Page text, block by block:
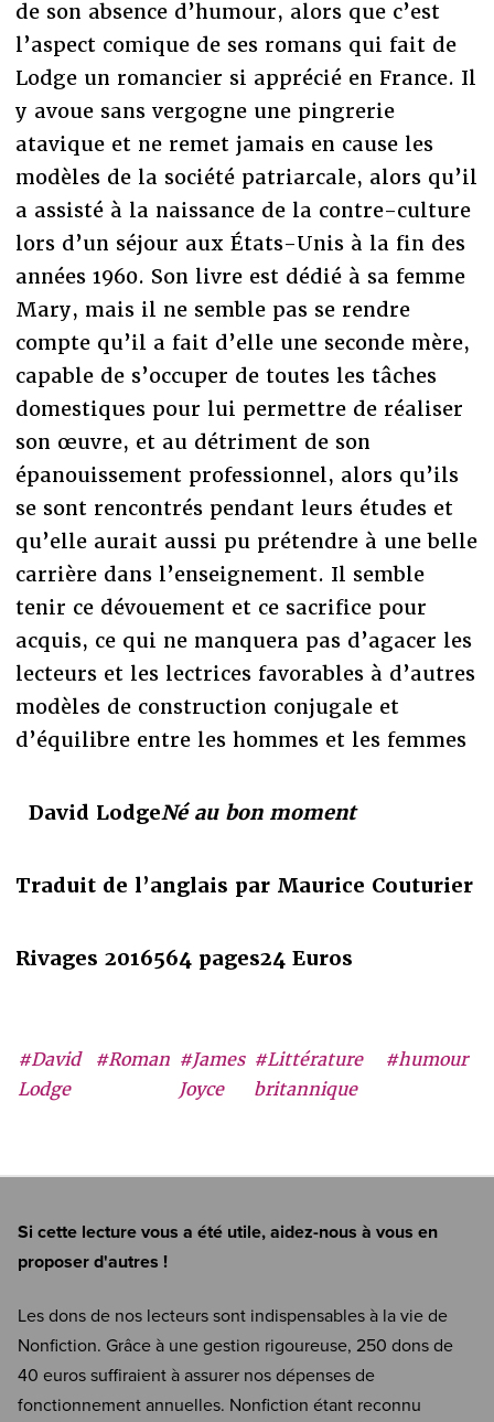
#David
Lodge
#Roman #James
Joyce
#Littérature
britannique
#humour
de son absence d’humour, alors que c’est
l’aspect comique de ses romans qui fait de
Lodge un romancier si apprécié en France. Il
y avoue sans vergogne une pingrerie
atavique et ne remet jamais en cause les
modèles de la société patriarcale, alors qu’il
a assisté à la naissance de la contre-culture
lors d’un séjour aux États-Unis à la fin des
années 1960. Son livre est dédié à sa femme
Mary, mais il ne semble pas se rendre
compte qu’il a fait d’elle une seconde mère,
capable de s’occuper de toutes les tâches
domestiques pour lui permettre de réaliser
son œuvre, et au détriment de son
épanouissement professionnel, alors qu’ils
se sont rencontrés pendant leurs études et
qu’elle aurait aussi pu prétendre à une belle
carrière dans l’enseignement. Il semble
tenir ce dévouement et ce sacrifice pour
acquis, ce qui ne manquera pas d’agacer les
lecteurs et les lectrices favorables à d’autres
modèles de construction conjugale et
d’équilibre entre les hommes et les femmes
David LodgeNé au bon moment
Traduit de l’anglais par Maurice Couturier
Rivages 2016564 pages24 Euros
Si cette lecture vous a été utile, aidez-nous à vous en
proposer d'autres !
Les dons de nos lecteurs sont indispensables à la vie de
Nonfiction. Grâce à une gestion rigoureuse, 250 dons de
40 euros suffiraient à assurer nos dépenses de
fonctionnement annuelles. Nonfiction étant reconnu